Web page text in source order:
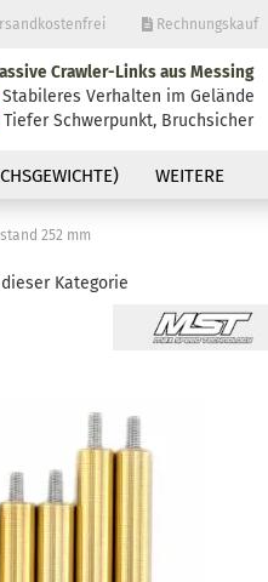
Rechnungskauf
Crawler-Links aus Messing
Stabileres Verhalten im Gelände
Tiefer Schwerpunkt, Bruchsicher
WEITERE
252 mm
Kategorie